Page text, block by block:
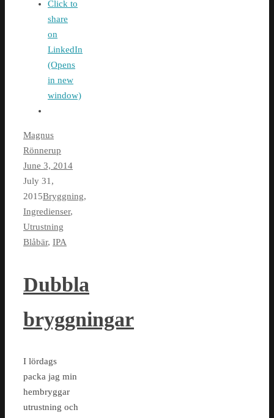
Click to
share
on
LinkedIn
(Opens
in new
window)
Magnus
Rönnerup
June 3, 2014
July 31,
2015Bryggning,
Ingredienser,
Utrustning
Blåbär, IPA
Dubbla
bryggningar
I lördags
packa jag min
hembryggar
utrustning och